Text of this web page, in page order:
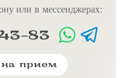
или в мессенджерах:
83
на прием
2GIS Zoon
в соответствии с ФЗ от
для целей, определенных
в соответствии с ФЗ от
вы даете согласие
в соответствии с ФЗ от
для целей, определенных